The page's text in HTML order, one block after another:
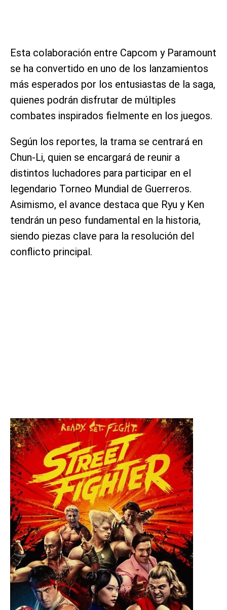
Esta colaboración entre Capcom y Paramount
se ha convertido en uno de los lanzamientos
más esperados por los entusiastas de la saga,
quienes podrán disfrutar de múltiples
combates inspirados fielmente en los juegos.
Según los reportes, la trama se centrará en
Chun-Li, quien se encargará de reunir a
distintos luchadores para participar en el
legendario Torneo Mundial de Guerreros.
Asimismo, el avance destaca que Ryu y Ken
tendrán un peso fundamental en la historia,
siendo piezas clave para la resolución del
conflicto principal.